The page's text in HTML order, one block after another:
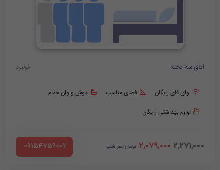
اتاق سه تخته فولبرد
وای فای رایگان فضای مناسب دوش و وان حمام
لوازم بهداشتی رایگان
2,271,000
2,079,000 تومان/هر شب ‪ 09154759002